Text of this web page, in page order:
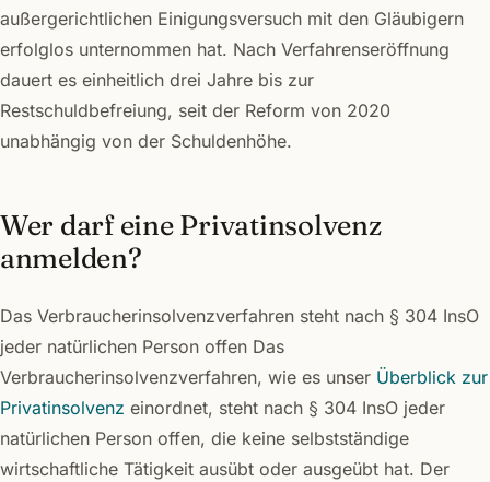
außergerichtlichen Einigungsversuch mit den Gläubigern
erfolglos unternommen hat. Nach Verfahrenseröffnung
dauert es einheitlich drei Jahre bis zur
Restschuldbefreiung, seit der Reform von 2020
unabhängig von der Schuldenhöhe.
Wer darf eine Privatinsolvenz
anmelden?
Das Verbraucherinsolvenzverfahren steht nach § 304 InsO
jeder natürlichen Person offen Das
Verbraucherinsolvenzverfahren, wie es unser Überblick zur
Privatinsolvenz einordnet, steht nach § 304 InsO jeder
natürlichen Person offen, die keine selbstständige
wirtschaftliche Tätigkeit ausübt oder ausgeübt hat. Der